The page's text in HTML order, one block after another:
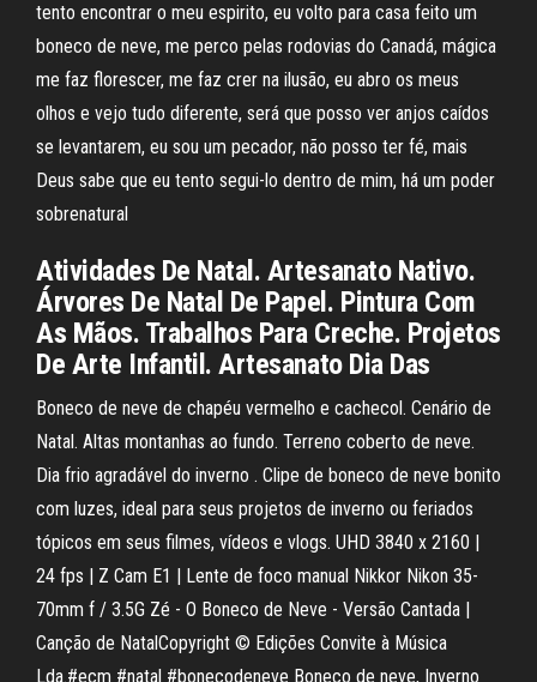
tento encontrar o meu espirito, eu volto para casa feito um
boneco de neve, me perco pelas rodovias do Canadá, mágica
me faz florescer, me faz crer na ilusão, eu abro os meus
olhos e vejo tudo diferente, será que posso ver anjos caídos
se levantarem, eu sou um pecador, não posso ter fé, mais
Deus sabe que eu tento segui-lo dentro de mim, há um poder
sobrenatural
Atividades De Natal. Artesanato Nativo.
Árvores De Natal De Papel. Pintura Com
As Mãos. Trabalhos Para Creche. Projetos
De Arte Infantil. Artesanato Dia Das
Boneco de neve de chapéu vermelho e cachecol. Cenário de
Natal. Altas montanhas ao fundo. Terreno coberto de neve.
Dia frio agradável do inverno . Clipe de boneco de neve bonito
com luzes, ideal para seus projetos de inverno ou feriados
tópicos em seus filmes, vídeos e vlogs. UHD 3840 x 2160 |
24 fps | Z Cam E1 | Lente de foco manual Nikkor Nikon 35-
70mm f / 3.5G Zé - O Boneco de Neve - Versão Cantada |
Canção de NatalCopyright © Edições Convite à Música
Lda.#ecm #natal #bonecodeneve Boneco de neve, Inverno